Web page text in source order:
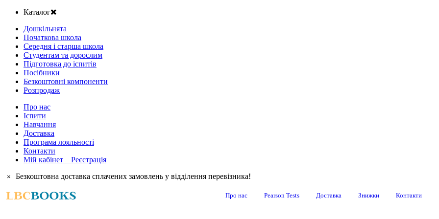
Каталог
Дошкільнята
Початкова школа
Середня і старша школа
Студентам та дорослим
Підготовка до іспитів
Посібники
Безкоштовні компоненти
Розпродаж
Про нас
Іспити
Навчання
Доставка
Програма лояльності
Контакти
Мій кабінет Реєстрація
× Безкоштовна доставка сплачених замовлень у відділення перевізника!
Про нас Pearson Tests Доставка Знижки Контакти